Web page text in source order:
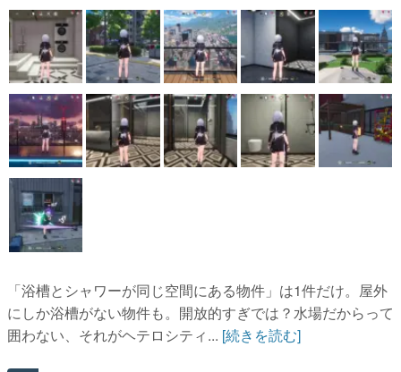
「浴槽とシャワーが同じ空間にある物件」は1件だけ。屋外
にしか浴槽がない物件も。開放的すぎでは？水場だからって
囲わない、それがヘテロシティ... [続きを読む]